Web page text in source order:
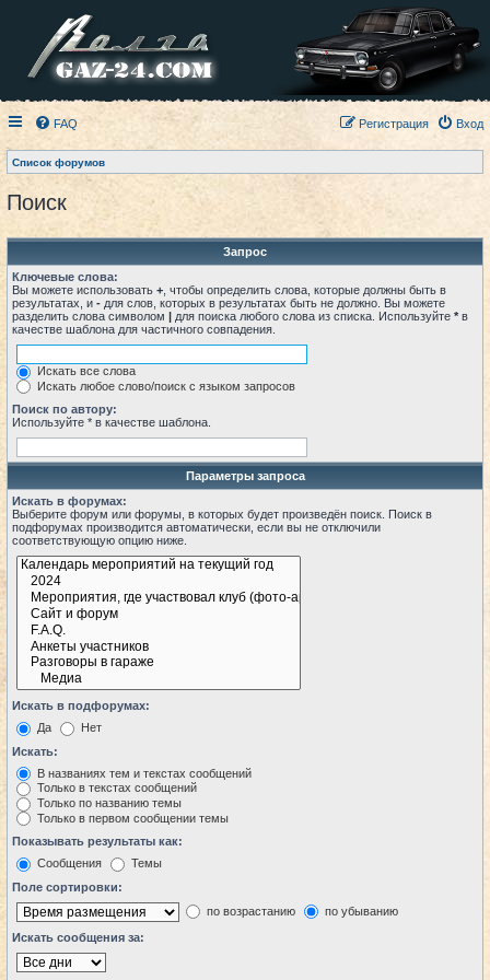
FAQ Вход
Регистрация
Список форумов
Поиск
Запрос
Ключевые слова:
Вы можете использовать + , чтобы определить слова, которые должны быть в
результатах, и - для слов, которых в результатах быть не должно. Вы можете
разделить слова символом | для поиска любого слова из списка. Используйте * в
качестве шаблона для частичного совпадения.
Искать все слова
Искать любое слово/поиск с языком запросов
Поиск по автору:
Используйте * в качестве шаблона.
Параметры запроса
Искать в форумах:
Выберите форум или форумы, в которых будет произведён поиск. Поиск в
подфорумах производится автоматически, если вы не отключили
соответствующую опцию ниже.
Искать в подфорумах:
Да
Нет
Искать:
В названиях тем и текстах сообщений
Только в текстах сообщений
Только по названию темы
Только в первом сообщении темы
Показывать результаты как:
Сообщения
Темы
Поле сортировки:
по возрастанию
по убыванию
Искать сообщения за: